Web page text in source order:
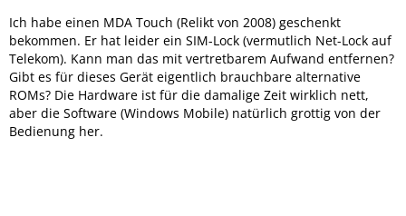
Ich habe einen MDA Touch (Relikt von 2008) geschenkt
bekommen. Er hat leider ein SIM-Lock (vermutlich Net-Lock auf
Telekom). Kann man das mit vertretbarem Aufwand entfernen?
Gibt es für dieses Gerät eigentlich brauchbare alternative
ROMs? Die Hardware ist für die damalige Zeit wirklich nett,
aber die Software (Windows Mobile) natürlich grottig von der
Bedienung her.